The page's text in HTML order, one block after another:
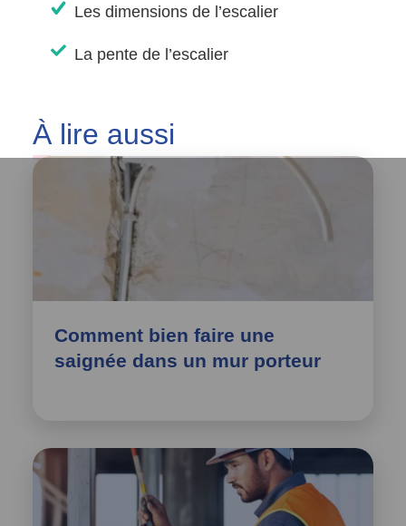
Les dimensions de l’escalier
La pente de l’escalier
À lire aussi
Comment bien faire une
saignée dans un mur porteur